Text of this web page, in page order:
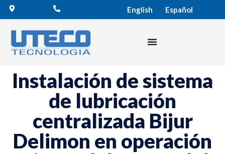
English Español
Instalación de sistema
de lubricación
centralizada Bijur
Delimon en operación